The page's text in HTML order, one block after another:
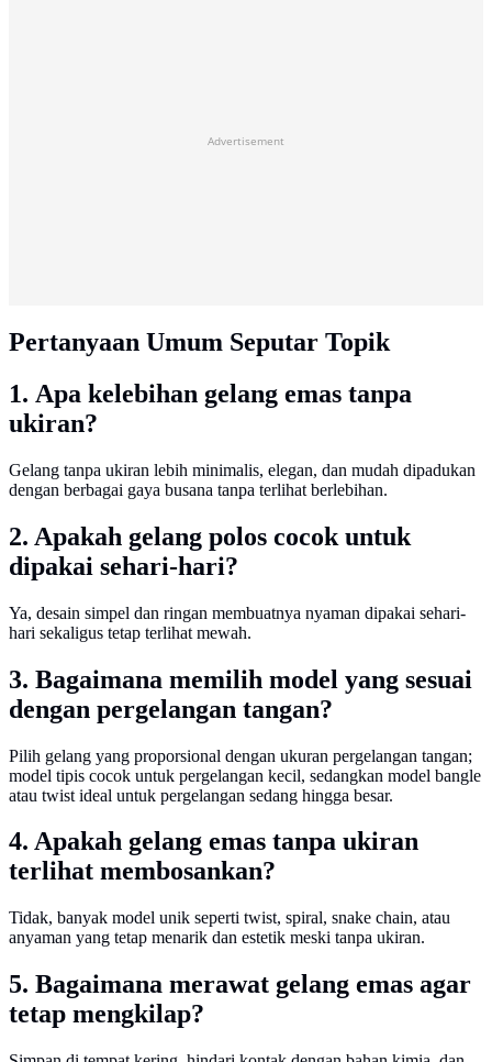
Advertisement
Pertanyaan Umum Seputar Topik
1. Apa kelebihan gelang emas tanpa
ukiran?
Gelang tanpa ukiran lebih minimalis, elegan, dan mudah dipadukan
dengan berbagai gaya busana tanpa terlihat berlebihan.
2. Apakah gelang polos cocok untuk
dipakai sehari-hari?
Ya, desain simpel dan ringan membuatnya nyaman dipakai sehari-
hari sekaligus tetap terlihat mewah.
3. Bagaimana memilih model yang sesuai
dengan pergelangan tangan?
Pilih gelang yang proporsional dengan ukuran pergelangan tangan;
model tipis cocok untuk pergelangan kecil, sedangkan model bangle
atau twist ideal untuk pergelangan sedang hingga besar.
4. Apakah gelang emas tanpa ukiran
terlihat membosankan?
Tidak, banyak model unik seperti twist, spiral, snake chain, atau
anyaman yang tetap menarik dan estetik meski tanpa ukiran.
5. Bagaimana merawat gelang emas agar
tetap mengkilap?